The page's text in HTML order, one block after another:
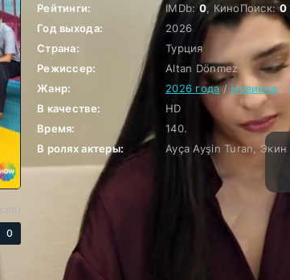
0
Рейтинги: IMDb:0, КиноПоиск:0
Год выхода:
2026
Страна:
Турция
Режиссер:
Altan Dönmez
Жанр:
2026 года/Новинки /
В качестве:
HD
Время:
140.
В ролях актеры:
Ayça Ayşin Turan,